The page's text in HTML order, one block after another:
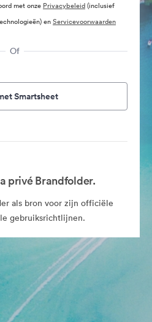
met onze Privacybeleid(inclusief
enServicevoorwaarden
Of
Smartsheet
privé Brandfolder.
als bron voor zijn officiële
gebruiksrichtlijnen.